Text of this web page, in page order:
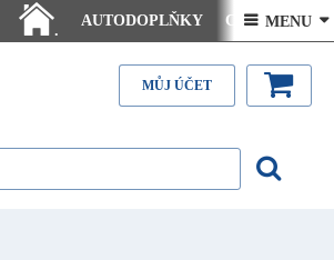
.
AUTODOPLŇKY Ceny doručení
Články - návody Kontakt
 MENU 
MŮJ ÚČET